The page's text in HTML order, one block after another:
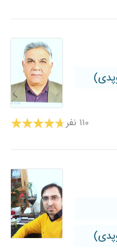
۱۱۰ نفر